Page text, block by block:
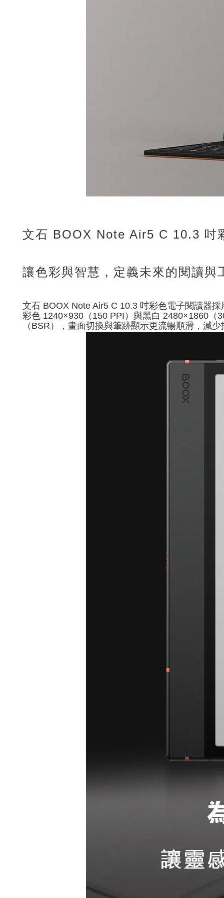
文石 BOOX Note Air5 C 10.3 吋
讓色彩與智慧，定義未來的閱讀與
文石 BOOX Note Air5 C 10.3 吋彩色電子閱讀器
彩色 1240×930（150 PPI）與黑白 2480×1860（
（BSR），畫面切換與筆跡顯示更流暢順滑，減